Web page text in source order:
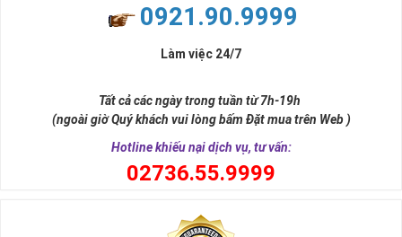
0921.90.9999
Làm việc 24/7
Tất cả các ngày trong tuần từ 7h-19h
(ngoài giờ Quý khách vui lòng bấm Đặt mua trên Web )
Hotline khiếu nại dịch vụ, tư vấn:
02736.55.9999